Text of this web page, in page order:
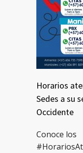
Horarios
Sedes a su
Occidente
Conoce los